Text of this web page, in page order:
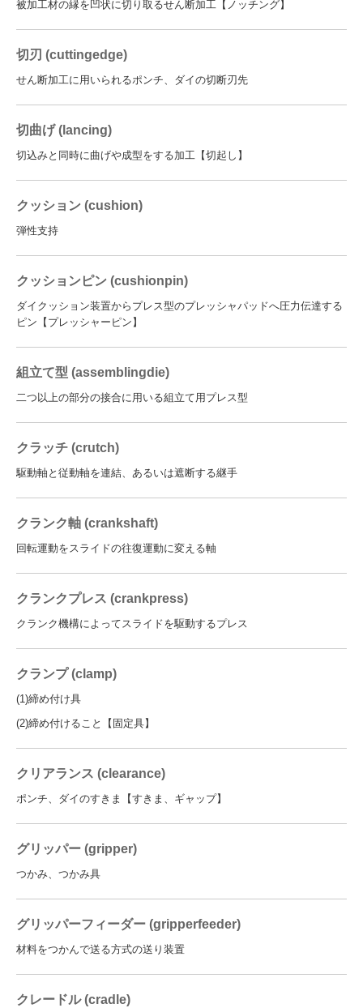
被加工材の縁を凹状に切り取るせん断加工【ノッチング】
切刃 (cuttingedge)
せん断加工に用いられるポンチ、ダイの切断刃先
切曲げ (lancing)
切込みと同時に曲げや成型をする加工【切起し】
クッション (cushion)
弾性支持
クッションピン (cushionpin)
ダイクッション装置からプレス型のプレッシャパッドへ圧力伝達する
ピン【プレッシャーピン】
組立て型 (assemblingdie)
二つ以上の部分の接合に用いる組立て用プレス型
クラッチ (crutch)
駆動軸と従動軸を連結、あるいは遮断する継手
クランク軸 (crankshaft)
回転運動をスライドの往復運動に変える軸
クランクプレス (crankpress)
クランク機構によってスライドを駆動するプレス
クランプ (clamp)
(1)締め付け具
(2)締め付けること【固定具】
クリアランス (clearance)
ポンチ、ダイのすきま【すきま、ギャップ】
グリッパー (gripper)
つかみ、つかみ具
グリッパーフィーダー (gripperfeeder)
材料をつかんで送る方式の送り装置
クレードル (cradle)